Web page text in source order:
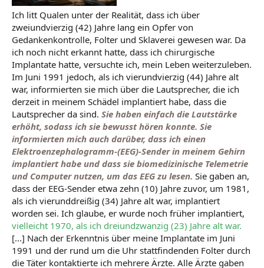
Ich litt Qualen unter der Realität, dass ich über
zweiundvierzig (42) Jahre lang ein Opfer von
Gedankenkontrolle, Folter und Sklaverei gewesen war. Da
ich noch nicht erkannt hatte, dass ich chirurgische
Implantate hatte, versuchte ich, mein Leben weiterzuleben.
Im Juni 1991 jedoch, als ich vierundvierzig (44) Jahre alt
war, informierten sie mich über die Lautsprecher, die ich
derzeit in meinem Schädel implantiert habe, dass die
Lautsprecher da sind. Sie haben einfach die Lautstärke
erhöht, sodass ich sie bewusst hören konnte. Sie
informierten mich auch darüber, dass ich einen
Elektroenzephalogramm-(EEG)-Sender in meinem Gehirn
implantiert habe und dass sie biomedizinische Telemetrie
und Computer nutzen, um das EEG zu lesen. Sie gaben an,
dass der EEG-Sender etwa zehn (10) Jahre zuvor, um 1981,
als ich vierunddreißig (34) Jahre alt war, implantiert
worden sei. Ich glaube, er wurde noch früher implantiert,
vielleicht 1970, als ich dreiundzwanzig (23) Jahre alt war.
[...] Nach der Erkenntnis über meine Implantate im Juni
1991 und der rund um die Uhr stattfindenden Folter durch
die Täter kontaktierte ich mehrere Ärzte. Alle Ärzte gaben